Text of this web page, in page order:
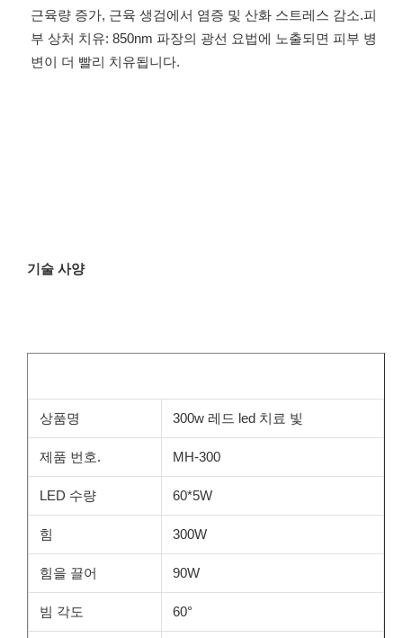
근육량 증가, 근육 생검에서 염증 및 산화 스트레스 감소.피
부 상처 치유: 850nm 파장의 광선 요법에 노출되면 피부 병
변이 더 빨리 치유됩니다.
기술 사양
상품명 300w 레드 led 치료 빛
제품 번호. MH-300
LED 수량 60*5W
힘 300W
힘을 끌어 90W
빔 각도 60°